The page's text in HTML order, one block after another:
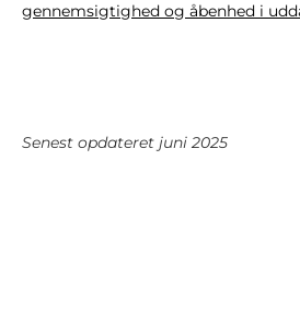
gennemsigtighed og åbenhed i
Senest opdateret juni 2025